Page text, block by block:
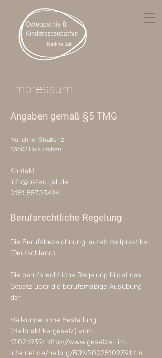
Impressum
Angaben gemäß §5 TMG
Münchner Straße 12
83607 Holzkirchen
Kontakt
info@osteo-jall.de
0151 55703494
Berufsrechtliche Regelung
Die Berufsbezeichnung lautet: Heilpraktiker
(Deutschland).
Die berufsrechtliche Regelung bildet das
Gesetz über die berufsmäßige Ausübung
der
Heilkunde ohne Bestallung
(Heilpraktikergesetz) vom
17.02.1939: https://www.gesetze- im-
internet.de/heilprg/BJNR002510939.html